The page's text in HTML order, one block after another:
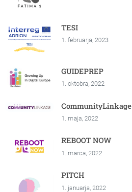
TESI
1. februarja, 2023
GUIDEPREP
1. oktobra, 2022
CommunityLinkage
1. maja, 2022
REBOOT NOW
1. marca, 2022
PITCH
1. januarja, 2022